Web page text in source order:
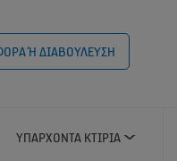
Ή ΔΙΑΒΟΥΛΕΥΣΗ
ΥΠΆΡΧΟΝΤΑ ΚΤΊΡΙΑ